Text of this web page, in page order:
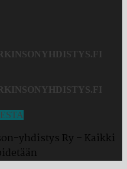
yhdistys Ry – Kaikki